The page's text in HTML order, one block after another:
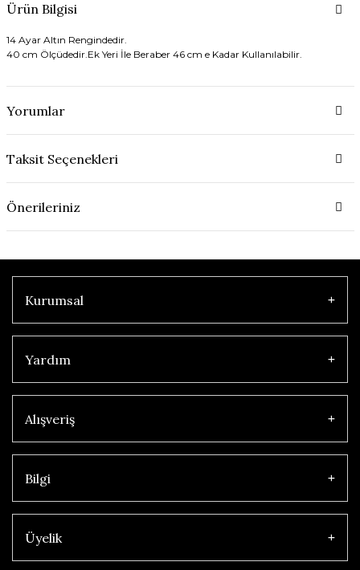
Ürün Bilgisi
14 Ayar Altın Rengindedir.
40 cm Ölçüdedir.Ek Yeri İle Beraber 46 cm e Kadar Kullanılabilir.
Yorumlar
Taksit Seçenekleri
Önerileriniz
Kurumsal
Yardım
Alışveriş
Bilgi
Üyelik